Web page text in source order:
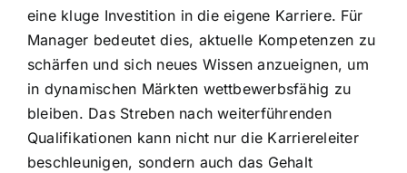
eine kluge Investition in die eigene Karriere. Für
Manager bedeutet dies, aktuelle Kompetenzen zu
schärfen und sich neues Wissen anzueignen, um
in dynamischen Märkten wettbewerbsfähig zu
bleiben. Das Streben nach weiterführenden
Qualifikationen kann nicht nur die Karriereleiter
beschleunigen, sondern auch das Gehalt